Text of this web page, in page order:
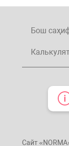
Бош
Сайт